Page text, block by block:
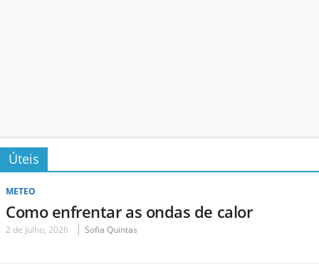
Úteis
METEO
Como enfrentar as ondas de calor
2 de Julho, 2026 Sofia Quintas